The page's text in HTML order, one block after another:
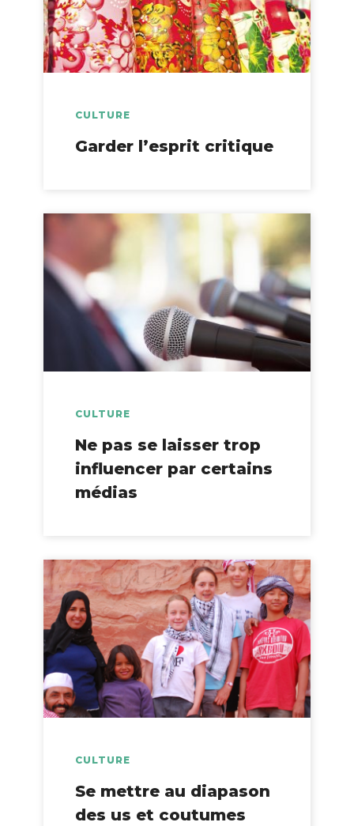
CULTURE
Garder l’esprit critique
CULTURE
Ne pas se laisser trop
influencer par certains
médias
CULTURE
Se mettre au diapason
des us et coutumes